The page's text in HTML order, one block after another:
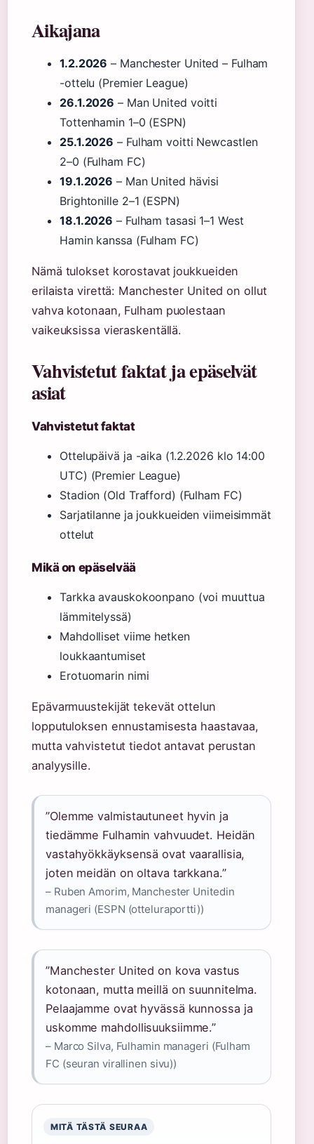
Aikajana
1.2.2026 – Manchester United – Fulham
-ottelu (Premier League)
26.1.2026 – Man United voitti
Tottenhamin 1–0 (ESPN)
25.1.2026 – Fulham voitti Newcastlen
2–0 (Fulham FC)
19.1.2026 – Man United hävisi
Brightonille 2–1 (ESPN)
18.1.2026 – Fulham tasasi 1–1 West
Hamin kanssa (Fulham FC)
Nämä tulokset korostavat joukkueiden
erilaista virettä: Manchester United on ollut
vahva kotonaan, Fulham puolestaan
vaikeuksissa vieraskentällä.
Vahvistetut faktat ja epäselvät
asiat
Vahvistetut faktat
Ottelupäivä ja -aika (1.2.2026 klo 14:00
UTC) (Premier League)
Stadion (Old Trafford) (Fulham FC)
Sarjatilanne ja joukkueiden viimeisimmät
ottelut
Mikä on epäselvää
Tarkka avauskokoonpano (voi muuttua
lämmitelyssä)
Mahdolliset viime hetken
loukkaantumiset
Erotuomarin nimi
Epävarmuustekijät tekevät ottelun
lopputuloksen ennustamisesta haastavaa,
mutta vahvistetut tiedot antavat perustan
analyysille.
”Olemme valmistautuneet hyvin ja
tiedämme Fulhamin vahvuudet. Heidän
vastahyökkäyksensä ovat vaarallisia,
joten meidän on oltava tarkkana.”
– Ruben Amorim, Manchester Unitedin
manageri (ESPN (otteluraportti))
”Manchester United on kova vastus
kotonaan, mutta meillä on suunnitelma.
Pelaajamme ovat hyvässä kunnossa ja
uskomme mahdollisuuksiimme.”
– Marco Silva, Fulhamin manageri (Fulham
FC (seuran virallinen sivu))
MITÄ TÄSTÄ SEURAA